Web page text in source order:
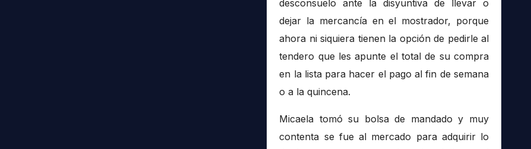
desconsuelo ante la disyuntiva de llevar o
dejar la mercancía en el mostrador, porque
ahora ni siquiera tienen la opción de pedirle al
tendero que les apunte el total de su compra
en la lista para hacer el pago al fin de semana
o a la quincena.
Micaela tomó su bolsa de mandado y muy
contenta se fue al mercado para adquirir lo